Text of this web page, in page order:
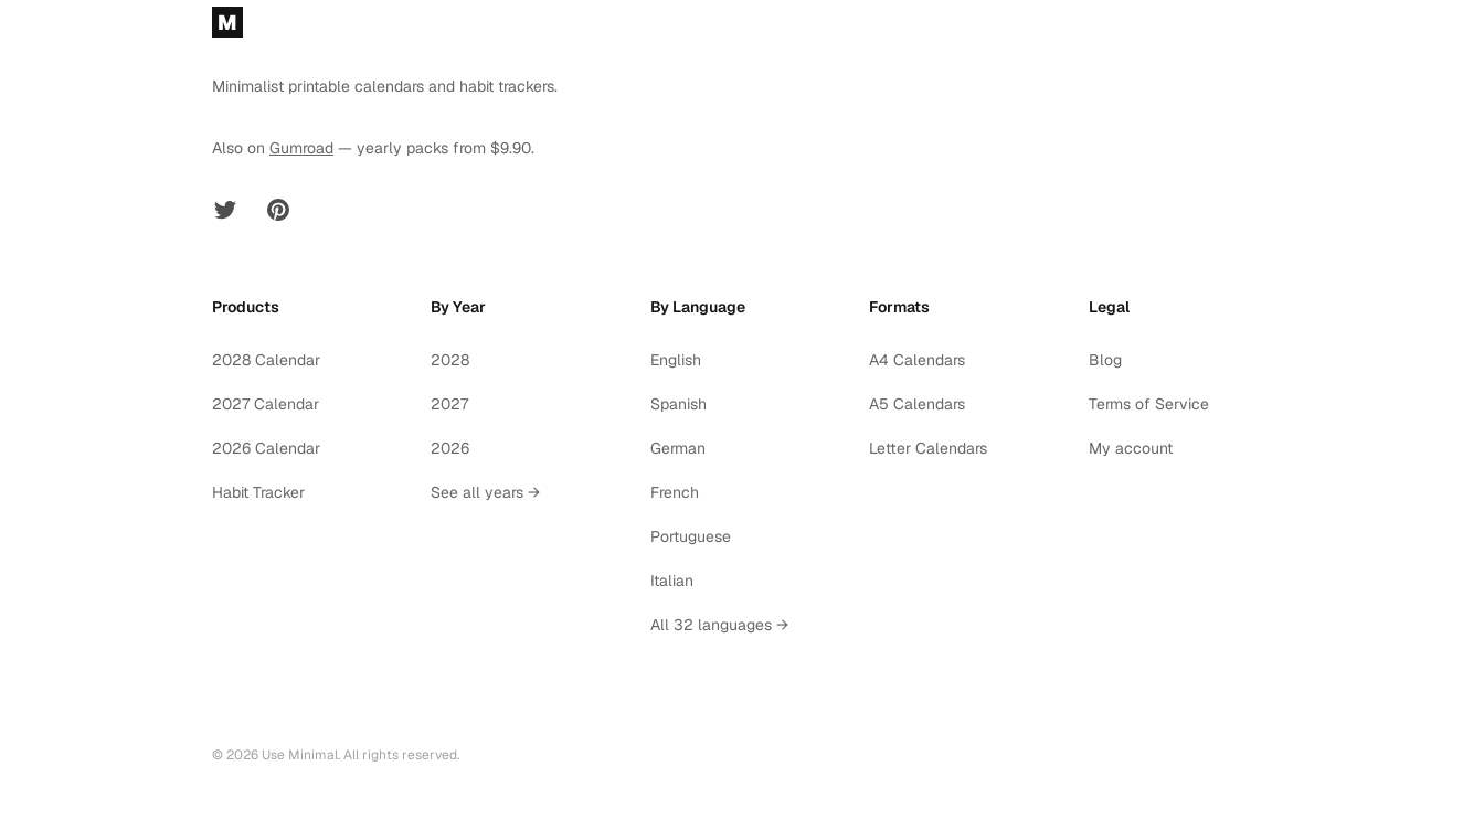
Footer
M
Minimalist printable calendars and habit trackers.
Also on Gumroad — yearly packs from $9.90.
Twitter Pinterest
Products
2028 Calendar
2027 Calendar
2026 Calendar
Habit Tracker
By Year
2028
2027
2026
See all years →
By Language
English
Spanish
German
French
Portuguese
Italian
All 32 languages →
Formats
A4 Calendars
A5 Calendars
Letter Calendars
Legal
Blog
Terms of Service
My account
© 2026 Use Minimal. All rights reserved.